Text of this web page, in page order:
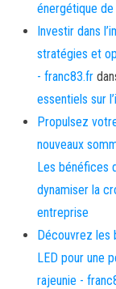
énergétique
Investir dans
stratégies et
- franc83.fr
essentiels sur
Propulsez
nouveaux
Les bénéfices
dynamiser la
entreprise
Découvrez les
LED pour une
rajeunie -